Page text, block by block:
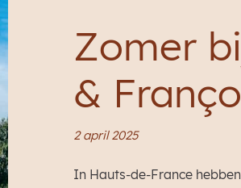
Zomer
&
2 april 2025
In Hauts-de-France